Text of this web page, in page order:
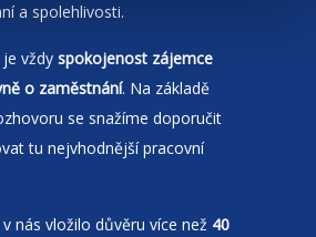
a spolehlivosti.
vždy spokojenost zájemce
o zaměstnání. Na základě
se snažíme doporučit
tu nejvhodnější pracovní
nás vložilo důvěru více než 40